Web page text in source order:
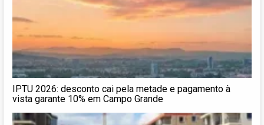
IPTU 2026: desconto cai pela metade e pagamento à
vista garante 10% em Campo Grande